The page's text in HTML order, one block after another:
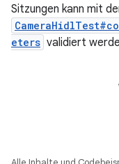
Sitzungen kann mit
eters validiert